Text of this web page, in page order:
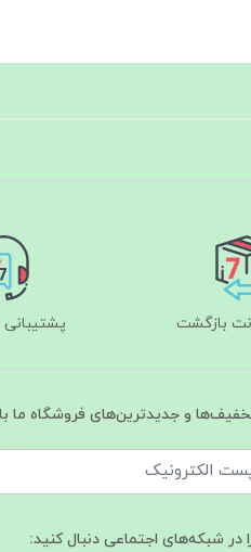
پشتیبانی ۲۴ ساعته
و جدیدترین‌های فروشگاه ما
در شبکه‌های اجتماعی دنبال کنید: